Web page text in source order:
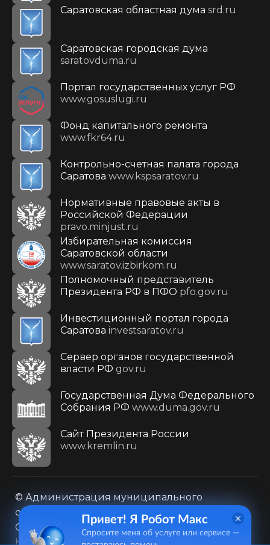
Саратовская областная дума srd.ru
Саратовская городская дума
saratovduma.ru
Портал государственных услуг РФ
www.gosuslugi.ru
Фонд капитального ремонта
www.fkr64.ru
Контрольно-счетная палата города
Саратова www.kspsaratov.ru
Нормативные правовые акты в
Российской Федерации
pravo.minjust.ru
Избирательная комиссия
Саратовской области
www.saratov.izbirkom.ru
Полномочный представитель
Президента РФ в ПФО pfo.gov.ru
Инвестиционный портал города
Саратова investsaratov.ru
Сервер органов государственной
власти РФ gov.ru
Государственная Дума Федерального
Собрания РФ www.duma.gov.ru
Cайт Президента России
www.kremlin.ru
© Администрация муниципального
образования городского округа «Город
Саратов»
Контакты
Карта сайта
Привет! Я Робот Макс
Спросите меня об услуге или сервисе —